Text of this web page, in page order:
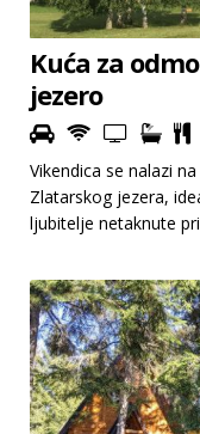
Kuća za
jezero
Vikendica se nalazi
Zlatarskog jezera,
ljubitelje netaknute